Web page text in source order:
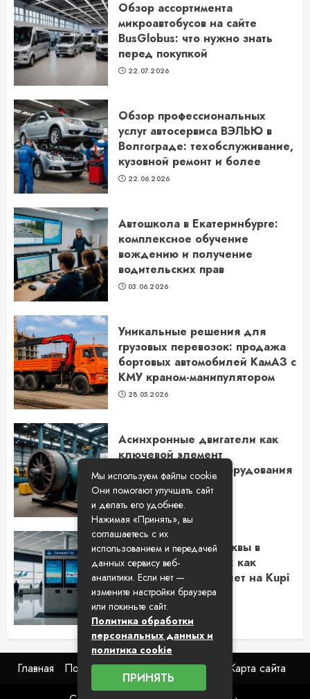
Обзор ассортимента
микроавтобусов на сайте
BusGlobus: что нужно знать
перед покупкой
22.07.2026
Обзор профессиональных
услуг автосервиса ВЭЛЬЮ в
Волгограде: техобслуживание,
кузовной ремонт и более
22.06.2026
Автошкола в Екатеринбурге:
комплексное обучение
вождению и получение
водительских прав
03.06.2026
Уникальные решения для
грузовых перевозок: продажа
бортовых автомобилей КамАЗ с
КМУ краном-манипулятором
28.05.2026
Асинхронные двигатели как
ключевой элемент
промышленного оборудования
в Новосибирске
14.05.2026
Путешествие из Москвы в
Самару на самолете: как
выбрать лучший билет на Kupi
Bilet
15.04.2026
Главная Пользовательское соглашение
Карта сайта
Мы используем файлы cookie.
Они помогают улучшать сайт
и делать его удобнее.
Нажимая «Принять», вы
соглашаетесь с их
использованием и передачей
данных сервису веб-
аналитики. Если нет —
измените настройки браузера
или покиньте сайт.
Политика обработки
персональных данных и
политика cookie
ПРИНЯТЬ